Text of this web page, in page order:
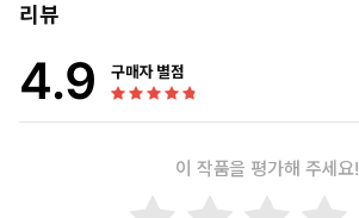
리뷰
4.9 구매자 별점
이 작품을 평가해 주세요!